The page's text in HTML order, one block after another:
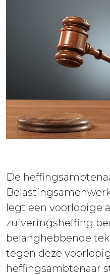
De
legt een voorlopige
zuiveringsheffing
belanghebbende
tegen deze
heffingsambtenaar